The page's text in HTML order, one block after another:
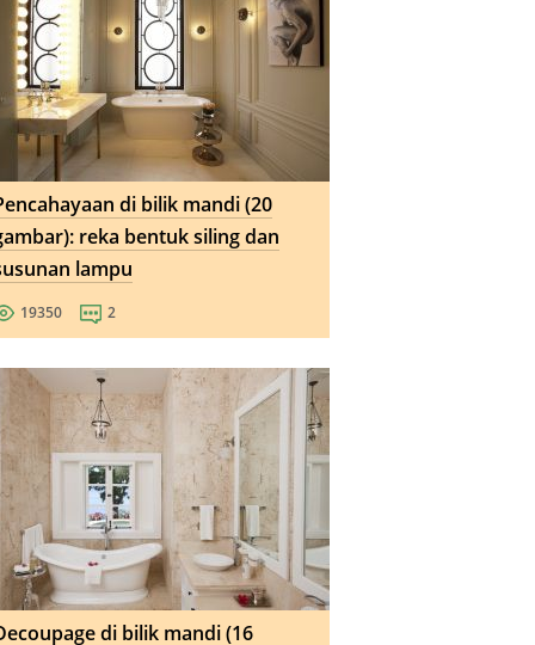
di bilik mandi (20
reka bentuk siling dan
lampu
19350 2
di bilik mandi (16